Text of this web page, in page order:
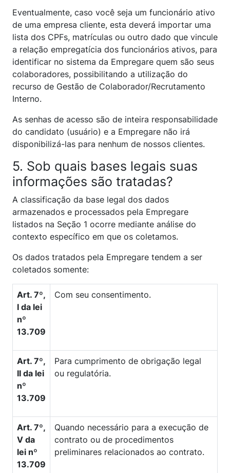
Eventualmente, caso você seja um funcionário ativo
de uma empresa cliente, esta deverá importar uma
lista dos CPFs, matrículas ou outro dado que vincule
a relação empregatícia dos funcionários ativos, para
identificar no sistema da Empregare quem são seus
colaboradores, possibilitando a utilização do
recurso de Gestão de Colaborador/Recrutamento
Interno.
As senhas de acesso são de inteira responsabilidade
do candidato (usuário) e a Empregare não irá
disponibilizá-las para nenhum de nossos clientes.
5. Sob quais bases legais suas
informações são tratadas?
A classificação da base legal dos dados
armazenados e processados pela Empregare
listados na Seção 1 ocorre mediante análise do
contexto específico em que os coletamos.
Os dados tratados pela Empregare tendem a ser
coletados somente:
Art. 7º,
I da lei
nº
13.709
Com seu consentimento.
Art. 7º,
II da lei
nº
13.709
Para cumprimento de obrigação legal
ou regulatória.
Art. 7º,
V da
lei nº
13.709
Quando necessário para a execução de
contrato ou de procedimentos
preliminares relacionados ao contrato.